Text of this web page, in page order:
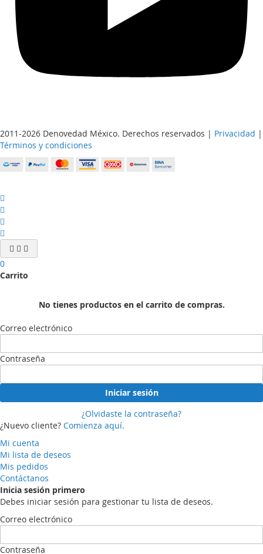
2011-2026 Denovedad México. Derechos reservados | Privacidad |
Términos y condiciones
0
Carrito
No tienes productos en el carrito de compras.
Correo electrónico
Contraseña
Iniciar sesión
¿Olvidaste la contraseña?
¿Nuevo cliente? Comienza aquí.
Mi cuenta
Mi lista de deseos
Mis pedidos
Contáctanos
Inicia sesión primero
Debes iniciar sesión para gestionar tu lista de deseos.
Correo electrónico
Contraseña